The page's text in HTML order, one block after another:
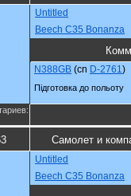
Untitled
Beech C35 Bonanza
N388GB (cn D-2761)
Підготовка до польоту
Самолет и
Untitled
Beech C35 Bonanza